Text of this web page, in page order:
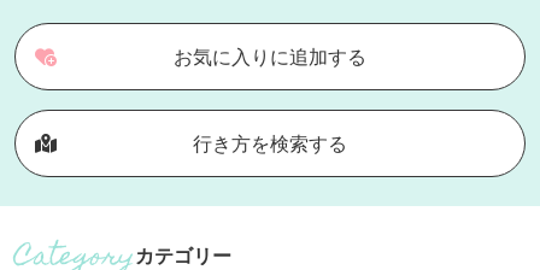
お気に入りに追加する
行き方を検索する
カテゴリー